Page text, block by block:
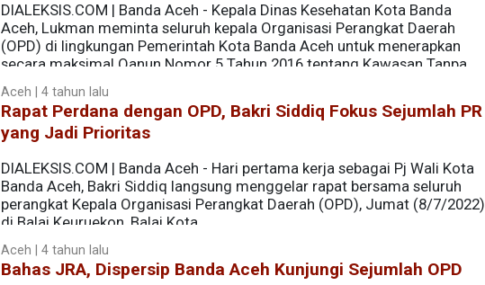
DIALEKSIS.COM | Banda Aceh - Kepala Dinas Kesehatan Kota Banda
Aceh, Lukman meminta seluruh kepala Organisasi Perangkat Daerah
(OPD) di lingkungan Pemerintah Kota Banda Aceh untuk menerapkan
secara maksimal Qanun Nomor 5 Tahun 2016 tentang Kawasan Tanpa
Aceh | 4 tahun lalu
Rapat Perdana dengan OPD, Bakri Siddiq Fokus Sejumlah PR
yang Jadi Prioritas
DIALEKSIS.COM | Banda Aceh - Hari pertama kerja sebagai Pj Wali Kota
Banda Aceh, Bakri Siddiq langsung menggelar rapat bersama seluruh
perangkat Kepala Organisasi Perangkat Daerah (OPD), Jumat (8/7/2022)
di Balai Keuruekon, Balai Kota.
Aceh | 4 tahun lalu
Bahas JRA, Dispersip Banda Aceh Kunjungi Sejumlah OPD